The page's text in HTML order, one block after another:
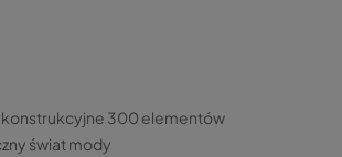
konstrukcyjne 300 elementów
świat mody